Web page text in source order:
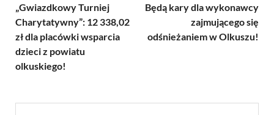
„Gwiazdkowy Turniej
Charytatywny”: 12 338,02
zł dla placówki wsparcia
dzieci z powiatu
olkuskiego!
Będą kary dla wykonawcy
zajmującego się
odśnieżaniem w Olkuszu!